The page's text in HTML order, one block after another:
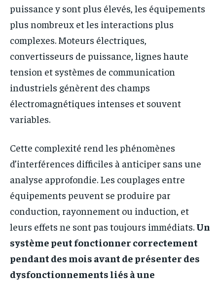
puissance y sont plus élevés, les équipements
plus nombreux et les interactions plus
complexes. Moteurs électriques,
convertisseurs de puissance, lignes haute
tension et systèmes de communication
industriels génèrent des champs
électromagnétiques intenses et souvent
variables.
Cette complexité rend les phénomènes
d’interférences difficiles à anticiper sans une
analyse approfondie. Les couplages entre
équipements peuvent se produire par
conduction, rayonnement ou induction, et
leurs effets ne sont pas toujours immédiats. Un
système peut fonctionner correctement
pendant des mois avant de présenter des
dysfonctionnements liés à une